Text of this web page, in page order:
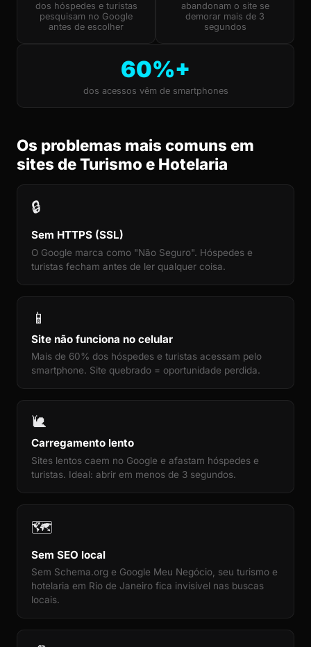
dos hóspedes e turistas
pesquisam no Google
antes de escolher
abandonam o site se
demorar mais de 3
segundos
60%+
dos acessos vêm de smartphones
Os problemas mais comuns em
sites de Turismo e Hotelaria
🔒
Sem HTTPS (SSL)
O Google marca como "Não Seguro". Hóspedes e
turistas fecham antes de ler qualquer coisa.
📱
Site não funciona no celular
Mais de 60% dos hóspedes e turistas acessam pelo
smartphone. Site quebrado = oportunidade perdida.
🐌
Carregamento lento
Sites lentos caem no Google e afastam hóspedes e
turistas. Ideal: abrir em menos de 3 segundos.
🗺️
Sem SEO local
Sem Schema.org e Google Meu Negócio, seu turismo e
hotelaria em Rio de Janeiro fica invisível nas buscas
locais.